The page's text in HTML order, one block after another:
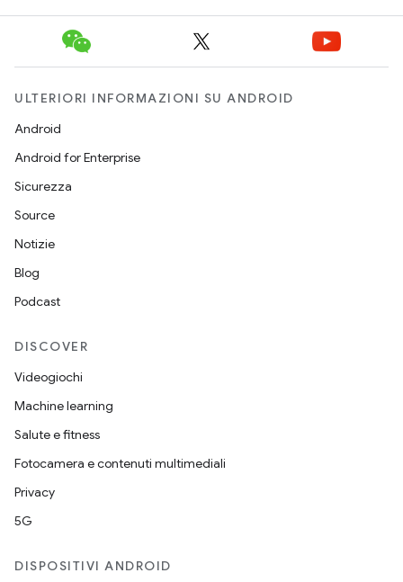
ULTERIORI INFORMAZIONI SU ANDROID
Android
Android for Enterprise
Sicurezza
Source
Notizie
Blog
Podcast
DISCOVER
Videogiochi
Machine learning
Salute e fitness
Fotocamera e contenuti multimediali
Privacy
5G
DISPOSITIVI ANDROID